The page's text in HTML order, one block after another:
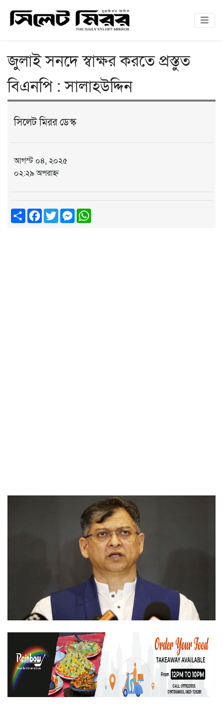
জুলাই সনদে স্বাক্ষর করতে প্রস্তুত
বিএনপি : সালাহউদ্দিন
সিলেট মিরর ডেস্ক
আগস্ট ০৪, ২০২৫
০২:২৯ অপরাহ্ন
ShareFacebook
TwitterMessenger